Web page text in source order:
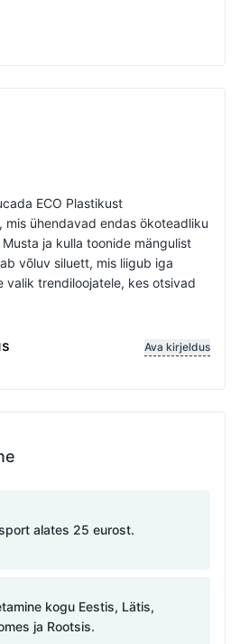
ECO Plastikust
mis ühendavad endas ökoteadliku
ja kulla toonide mängulist
võluv siluett, mis liigub iga
valik trendiloojatele, kes otsivad
Ava kirjeldus
alates 25 eurost.
kogu Eestis, Lätis,
ja Rootsis.